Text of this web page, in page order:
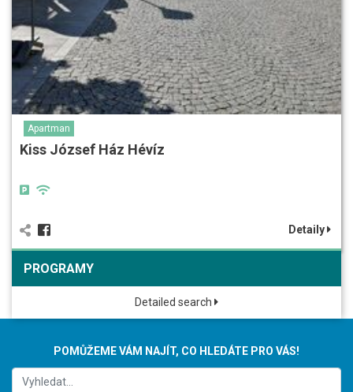
Apartman
Kiss József Ház Hévíz
Detaily
PROGRAMY
Detailed search
POMŮŽEME VÁM NAJÍT, CO HLEDÁTE PRO VÁS!